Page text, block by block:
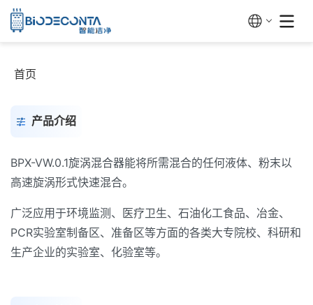
首页
产品介绍
BPX-VW.0.1旋涡混合器能将所需混合的任何液体、粉末以
高速旋涡形式快速混合。
广泛应用于环境监测、医疗卫生、石油化工食品、冶金、
PCR实验室制备区、准备区等方面的各类大专院校、科研和
生产企业的实验室、化验室等。